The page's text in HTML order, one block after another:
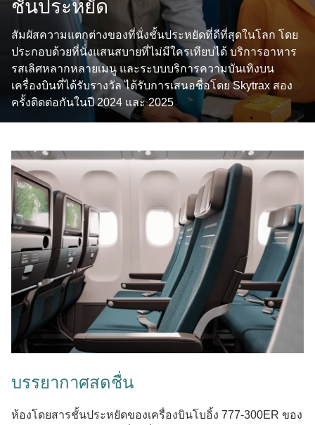
ชั้นประหยัด
สัมผัสความแตกต่างของที่นั่งชั้นประหยัดที่ดีที่สุดในโลก โดย
ประกอบด้วยที่นั่งแสนสบายที่ไม่มีใครเทียบได้ บริการอาหาร
รสเลิศหลากหลายเมนู และระบบบริการความบันเทิงบน
เครื่องบินที่ได้รับรางวัล ได้รับการเสนอชื่อโดย Skytrax สอง
ครั้งติดต่อกันในปี 2024 และ 2025
บรรยากาศสดชื่น
ห้องโดยสารชั้นประหยัดของเครื่องบินโบอิ้ง 777-300ER ของ